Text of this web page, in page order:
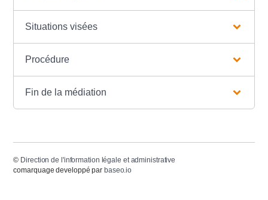
Situations visées
Procédure
Fin de la médiation
© Direction de l'information légale et administrative
comarquage developpé par baseo.io